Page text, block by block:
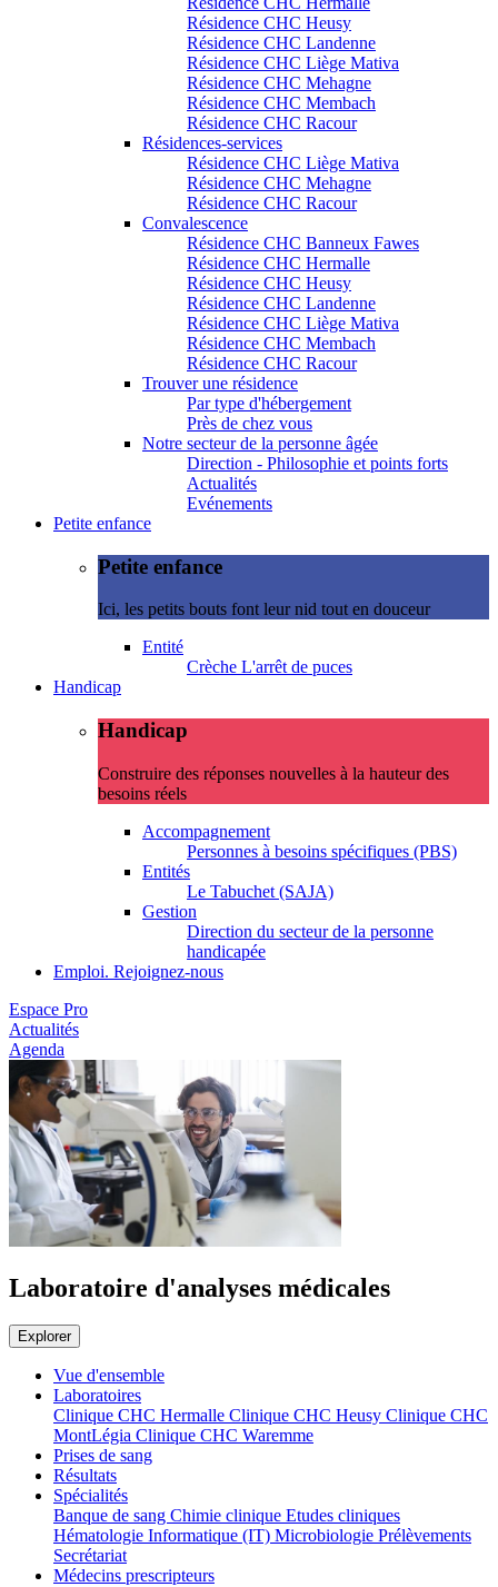
Résidence CHC Heusy
Résidence CHC Landenne
Résidence CHC Liège Mativa
Résidence CHC Mehagne
Résidence CHC Membach
Résidence CHC Racour
Résidences-services
Résidence CHC Liège Mativa
Résidence CHC Mehagne
Résidence CHC Racour
Convalescence
Résidence CHC Banneux Fawes
Résidence CHC Hermalle
Résidence CHC Heusy
Résidence CHC Landenne
Résidence CHC Liège Mativa
Résidence CHC Membach
Résidence CHC Racour
Trouver une résidence
Par type d'hébergement
Près de chez vous
Notre secteur de la personne âgée
Direction - Philosophie et points forts
Actualités
Evénements
Petite enfance
Petite enfance
Ici, les petits bouts font leur nid tout en douceur
Entité
Crèche L'arrêt de puces
Handicap
Handicap
Construire des réponses nouvelles à la hauteur des
besoins réels
Accompagnement
Personnes à besoins spécifiques (PBS)
Entités
Le Tabuchet (SAJA)
Gestion
Direction du secteur de la personne
handicapée
Emploi. Rejoignez-nous
Espace Pro
Actualités
Agenda
Laboratoire d'analyses médicales
Explorer
Vue d'ensemble
Laboratoires
Clinique CHC Hermalle Clinique CHC Heusy Clinique CHC
MontLégia Clinique CHC Waremme
Prises de sang
Résultats
Spécialités
Banque de sang Chimie clinique Etudes cliniques
Hématologie Informatique (IT) Microbiologie Prélèvements
Secrétariat
Médecins prescripteurs